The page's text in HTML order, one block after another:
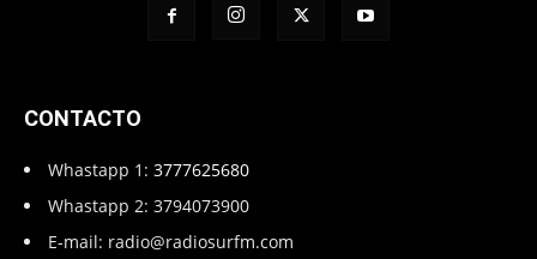
CONTACTO
Whastapp 1: 3777625680
Whastapp 2: 3794073900
E-mail: radio@radiosurfm.com